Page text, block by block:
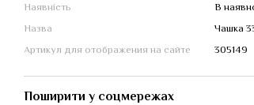
Наявність
В
Назва
Чашка
Артикул для отображения на сайте
305149
Поширити у соцмережах